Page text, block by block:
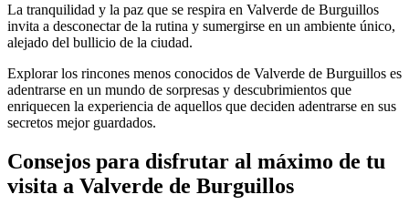
La tranquilidad y la paz que se respira en Valverde de Burguillos
invita a desconectar de la rutina y sumergirse en un ambiente único,
alejado del bullicio de la ciudad.
Explorar los rincones menos conocidos de Valverde de Burguillos es
adentrarse en un mundo de sorpresas y descubrimientos que
enriquecen la experiencia de aquellos que deciden adentrarse en sus
secretos mejor guardados.
Consejos para disfrutar al máximo de tu
visita a Valverde de Burguillos